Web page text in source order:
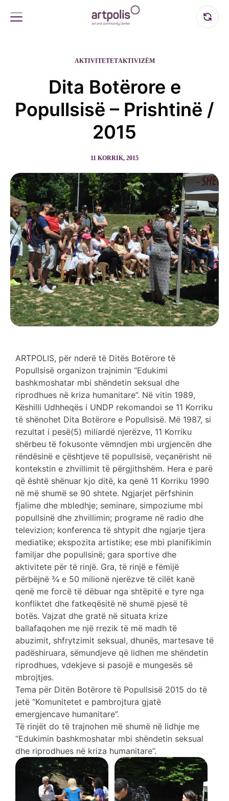
AKTIVITETETAKTIVIZËM
Dita Botërore e
Popullsisë – Prishtinë /
2015
11 KORRIK, 2015
ARTPOLIS, për nderë të Ditës Botërore të
Popullsisë organizon trajnimin “Edukimi
bashkmoshatar mbi shëndetin seksual dhe
riprodhues në kriza humanitare”. Në vitin 1989,
Këshilli Udhheqës i UNDP rekomandoi se 11 Korriku
të shënohet Dita Botërore e Popullsisë. Më 1987, si
rezultat i pesë(5) miliardë njerëzve, 11 Korriku
shërbeu të fokusonte vëmndjen mbi urgjencën dhe
rëndësinë e çështjeve të popullsisë, veçanërisht në
kontekstin e zhvillimit të përgjithshëm. Hera e parë
që është shënuar kjo ditë, ka qenë 11 Korriku 1990
në më shumë se 90 shtete. Ngjarjet përfshinin
fjalime dhe mbledhje; seminare, simpoziume mbi
popullsinë dhe zhvillimin; programe në radio dhe
televizion; konferenca të shtypit dhe ngjarje tjera
mediatike; ekspozita artistike; ese mbi planifikimin
familjar dhe popullsinë; gara sportive dhe
aktivitete për të rinjë. Gra, të rinjë e fëmijë
përbëjnë ¾ e 50 milionë njerëzve të cilët kanë
qenë me forcë të dëbuar nga shtëpitë e tyre nga
konfliktet dhe fatkeqësitë në shumë pjesë të
botës. Vajzat dhe gratë në situata krize
ballafaqohen me një rrezik të më madh të
abuzimit, shfrytzimit seksual, dhunës, martesave të
padëshiruara, sëmundjeve që lidhen me shëndetin
riprodhues, vdekjeve si pasojë e mungesës së
mbrojtjes.
Tema për Ditën Botërore të Popullsisë 2015 do të
jetë “Komunitetet e pambrojtura gjatë
emergjencave humanitare”.
Të rinjët do të trajnohen më shumë në lidhje me
“Edukimin bashkmoshatar mbi shëndetin seksual
dhe riprodhues në kriza humanitare”.